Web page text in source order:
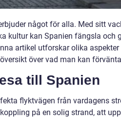
något för alla. Med sitt
kultur kan Spanien fängsla och
artikel utforskar olika aspekter
över vad man kan
till Spanien
flyktvägen från vardagens
på en solig strand, att